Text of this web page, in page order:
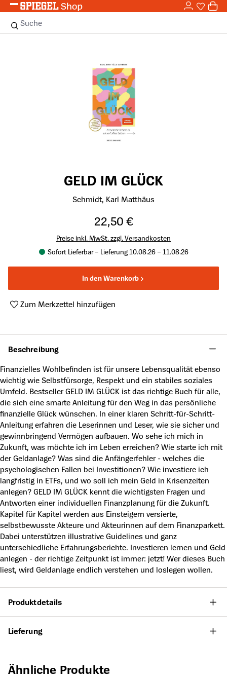
Zum Hauptinhalt springen 0
Suche
GELD IM GLÜCK
Schmidt, Karl Matthäus
22,50 €
Preise inkl. MwSt. zzgl. Versandkosten
Sofort Lieferbar – Lieferung 10.08.26 – 11.08.26
In den Warenkorb
Zum Merkzettel hinzufügen
Beschreibung
Finanzielles Wohlbefinden ist für unsere Lebensqualität ebenso
wichtig wie Selbstfürsorge, Respekt und ein stabiles soziales
Umfeld. Bestseller GELD IM GLÜCK ist das richtige Buch für alle,
die sich eine smarte Anleitung für den Weg in das persönliche
finanzielle Glück wünschen. In einer klaren Schritt-für-Schritt-
Anleitung erfahren die Leserinnen und Leser, wie sie sicher und
gewinnbringend Vermögen aufbauen. Wo sehe ich mich in
Zukunft, was möchte ich im Leben erreichen? Wie starte ich mit
der Geldanlage? Was sind die Anfängerfehler - welches die
psychologischen Fallen bei Investitionen? Wie investiere ich
langfristig in ETFs, und wo soll ich mein Geld in Krisenzeiten
anlegen? GELD IM GLÜCK kennt die wichtigsten Fragen und
Antworten einer individuellen Finanzplanung für die Zukunft.
Kapitel für Kapitel werden aus Einsteigern versierte,
selbstbewusste Akteure und Akteurinnen auf dem Finanzparkett.
Dabei unterstützen illustrative Guidelines und ganz
unterschiedliche Erfahrungsberichte. Investieren lernen und Geld
anlegen - der richtige Zeitpunkt ist immer: jetzt! Wer dieses Buch
liest, wird Geldanlage endlich verstehen und loslegen wollen.
Produktdetails
Lieferung
Produktgalerie überspringen
Ähnliche Produkte